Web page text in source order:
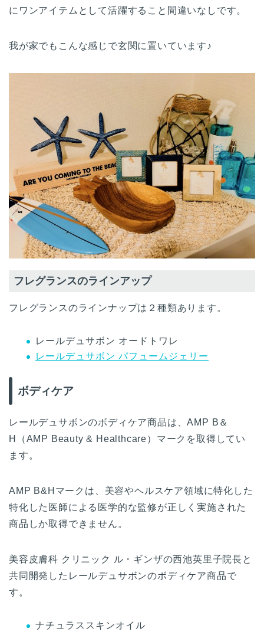
にワンアイテムとして活躍すること間違いなしです。
我が家でもこんな感じで玄関に置いています♪
フレグランスのラインアップ
フレグランスのラインナップは２種類あります。
レールデュサボン オードトワレ
レールデュサボン パフュームジェリー
ボディケア
レールデュサボンのボディケア商品は、AMP B＆
H（AMP Beauty & Healthcare）マークを取得してい
ます。
AMP B&Hマークは、美容やヘルスケア領域に特化した
特化した医師による医学的な監修が正しく実施された
商品しか取得できません。
美容皮膚科 クリニック ル・ギンザの西池英里子院長と
共同開発したレールデュサボンのボディケア商品で
す。
ナチュラススキンオイル